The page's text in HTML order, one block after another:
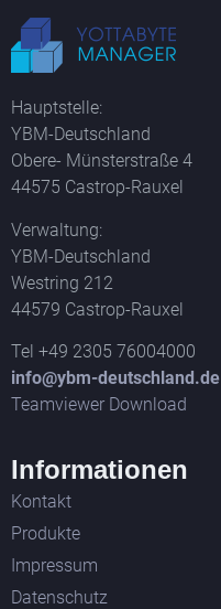
Hauptstelle:
YBM-Deutschland
Obere- Münsterstraße 4
44575 Castrop-Rauxel
Verwaltung:
YBM-Deutschland
Westring 212
44579 Castrop-Rauxel
Tel +49 2305 76004000
info@ybm-deutschland.de
Teamviewer Download
Informationen
Kontakt
Produkte
Impressum
Datenschutz